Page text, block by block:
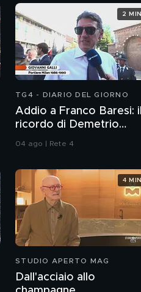
TG4 - DIARIO DEL GIORNO
Addio a Franco Baresi: il
ricordo di Demetrio
Albertini, Clarence
04 ago | Rete 4
2 MIN
STUDIO APERTO MAG
Dall'acciaio allo
4 MIN